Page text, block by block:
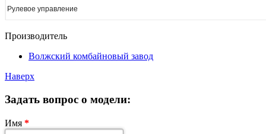
Рулевое управление
Производитель
Волжский комбайновый завод
Наверх
Задать вопрос о модели:
Имя *